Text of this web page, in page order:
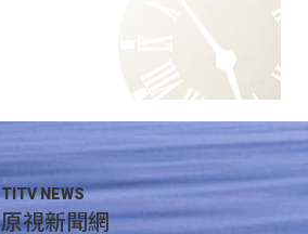
TITV NEWS
原視新聞網